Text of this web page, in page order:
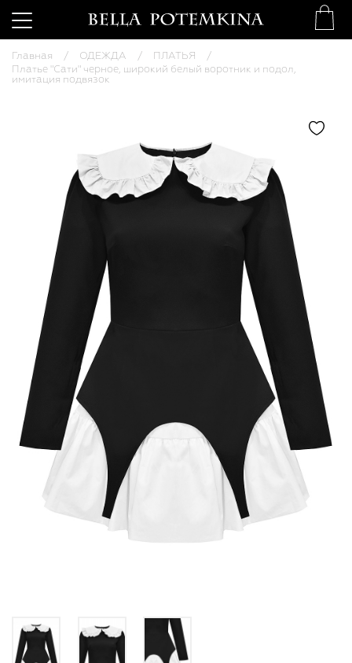
Главная ОДЕЖДА
ПЛАТЬЯ
Платье "Сати" черное, широкий белый воротник и подол,
имитация подвязок